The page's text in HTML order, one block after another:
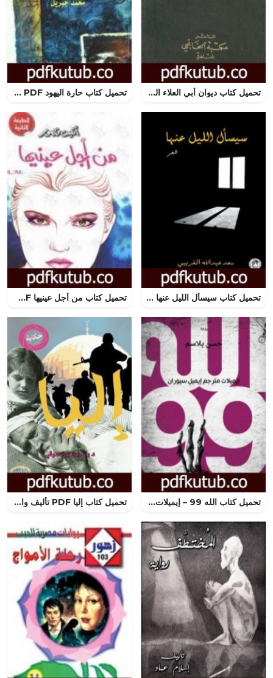
تحميل كتاب ديوان أبي العلاء المعري – اللزوميات 1 PDF تأليف أبو العلاء المعري مجانا [كامل] تحميل كتاب حارة اليهود PDF تأليف محمد جبريل مجانا [كامل]
تحميل كتاب سيسأل الليل عنها PDF تأليف سعد عبد الله الغريبي مجانا [كامل] تحميل كتاب من أجل عينيها PDF تأليف أنيس منصور مجانا [كامل]
تحميل كتاب الله 99 – إيميلات مترجم إيميل سيوران PDF تأليف حسن بلاسِم مجانا [كامل] تحميل كتاب إليا PDF تأليف وائل إبراهيم الدسوقي يوسف مجانا [كامل]